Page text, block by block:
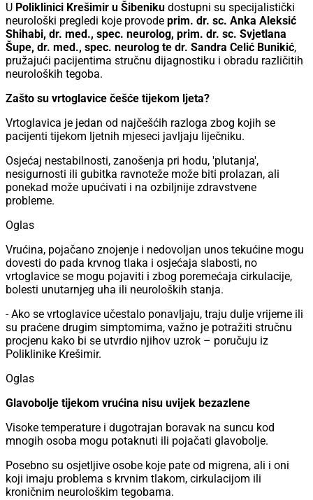
U Poliklinici Krešimir u Šibeniku dostupni su specijalistički
neurološki pregledi koje provode prim. dr. sc. Anka Aleksić
Shihabi, dr. med., spec. neurolog, prim. dr. sc. Svjetlana
Šupe, dr. med., spec. neurolog te dr. Sandra Celić Bunikić,
pružajući pacijentima stručnu dijagnostiku i obradu različitih
neuroloških tegoba.
Zašto su vrtoglavice češće tijekom ljeta?
Vrtoglavica je jedan od najčešćih razloga zbog kojih se
pacijenti tijekom ljetnih mjeseci javljaju liječniku.
Osjećaj nestabilnosti, zanošenja pri hodu, 'plutanja',
nesigurnosti ili gubitka ravnoteže može biti prolazan, ali
ponekad može upućivati i na ozbiljnije zdravstvene
probleme.
Oglas
Vrućina, pojačano znojenje i nedovoljan unos tekućine mogu
dovesti do pada krvnog tlaka i osjećaja slabosti, no
vrtoglavice se mogu pojaviti i zbog poremećaja cirkulacije,
bolesti unutarnjeg uha ili neuroloških stanja.
- Ako se vrtoglavice učestalo ponavljaju, traju dulje vrijeme ili
su praćene drugim simptomima, važno je potražiti stručnu
procjenu kako bi se utvrdio njihov uzrok – poručuju iz
Poliklinike Krešimir.
Oglas
Glavobolje tijekom vrućina nisu uvijek bezazlene
Visoke temperature i dugotrajan boravak na suncu kod
mnogih osoba mogu potaknuti ili pojačati glavobolje.
Posebno su osjetljive osobe koje pate od migrena, ali i oni
koji imaju problema s krvnim tlakom, cirkulacijom ili
kroničnim neurološkim tegobama.